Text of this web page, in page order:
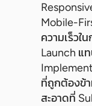
Mobile-
ความเร็วใ
Launch แ
ที่ถูกต้องข้
สะอาดที่